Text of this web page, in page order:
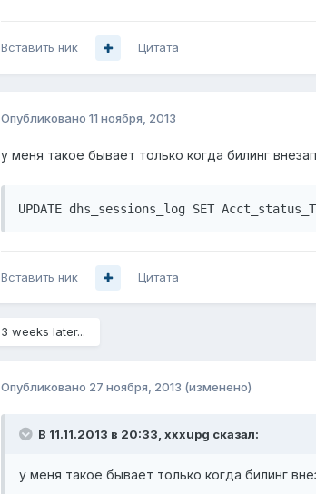
Вставить ник Цитата
Опубликовано 11 ноября, 2013
у меня такое бывает только когда билинг
UPDATE dhs_sessions_log SET
Вставить ник Цитата
3 weeks later...
Опубликовано 27 ноября, 2013 (изменено)
В 11.11.2013 в 20:33, xxxupg сказал:
у меня такое бывает только когда билинг